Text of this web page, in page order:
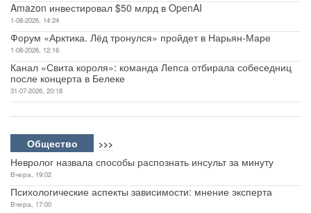
Amazon инвестировал $50 млрд в OpenAI
1-08-2026, 14:24
Форум «Арктика. Лёд тронулся» пройдет в Нарьян-Маре
1-08-2026, 12:16
Канал «Свита короля»: команда Лепса отбирала собеседниц
после концерта в Белеке
31-07-2026, 20:18
Общество >>>
Невролог назвала способы распознать инсульт за минуту
Вчера, 19:02
Психологические аспекты зависимости: мнение эксперта
Вчера, 17:00